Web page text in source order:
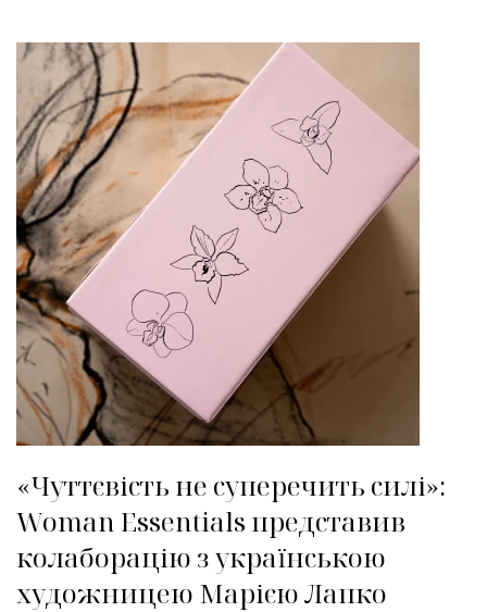
«Чуттєвість не суперечить силі»:
Woman Essentials представив
колаборацію з українською
художницею Марією Лапко